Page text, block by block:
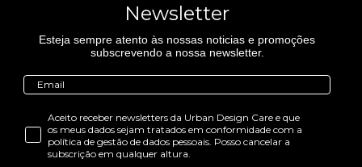
Newsletter
Esteja sempre atento às nossas noticias e promoções
subscrevendo a nossa newsletter.
Aceito receber newsletters da Urban Design Care e que
os meus dados sejam tratados em conformidade com a
política de gestão de dados pessoais. Posso cancelar a
subscrição em qualquer altura.